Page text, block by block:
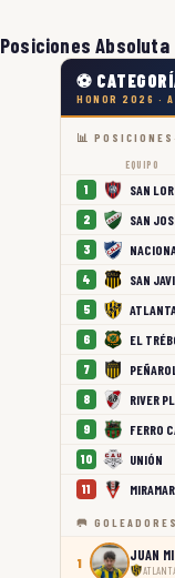
Posiciones Absoluta
⚽
HONOR 2026 · A
📊 POSICIONES
EQUIPO
1 SAN
2 SAN
3
4 SAN
5 ATLANTA
6 EL
7 PEÑAROL
8 RIVER
9 FERRO
10 UNIÓN
11 MIRAMAR
🥅 GOLEADORES
1 JUAN